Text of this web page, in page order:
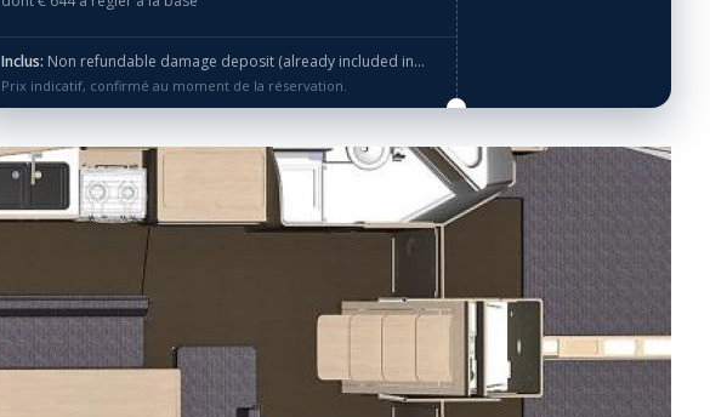
Inclus: Non refundable damage deposit (already included in price of basic package)
Prix indicatif, confirmé au moment de la réservation.